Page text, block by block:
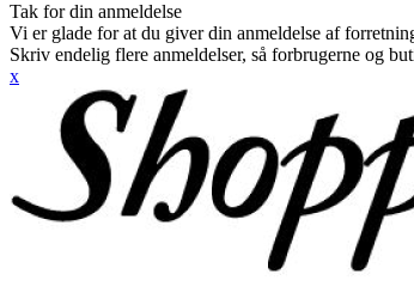
Tak for din anmeldelse
Vi er glade for at du giver din anmeldelse af
Skriv endelig flere anmeldelser, så forbrugerne og
x